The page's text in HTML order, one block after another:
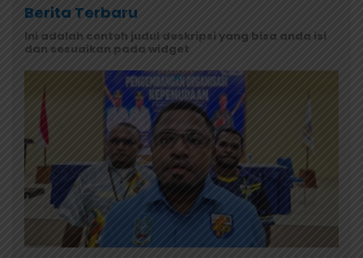
Berita Terbaru
Ini adalah contoh judul deskripsi yang bisa anda isi
dan sesuaikan pada widget